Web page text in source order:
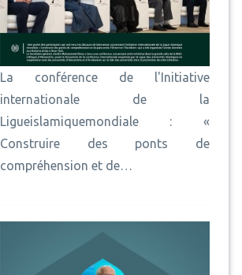
La conférence de l'Initiative
internationale de la
Ligueislamiquemondiale : «
Construire des ponts de
compréhension et de…